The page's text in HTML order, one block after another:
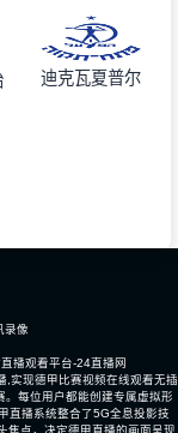
迪克瓦夏普尔
录像
播观看平台-24直播网
,实现德甲比赛视频在线观看无插
每位用户都能创建专属虚拟形
直播系统整合了5G全息投影技
焦点，决定德甲直播的画面呈现